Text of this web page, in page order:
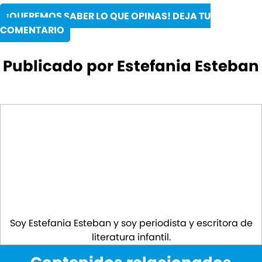
¡QUEREMOS SABER LO QUE OPINAS! DEJA TU
COMENTARIO
Publicado por Estefania Esteban
Soy Estefania Esteban y soy periodista y escritora de
literatura infantil.